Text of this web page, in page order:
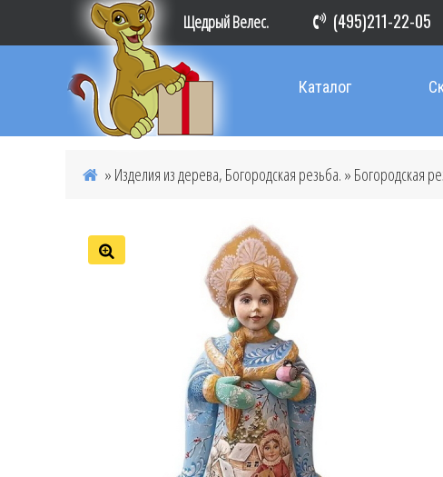
Щедрый Велес. (495)211-22-05
Каталог
» Изделия из дерева, Богородская резьба. » Богородская